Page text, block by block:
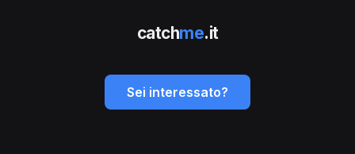
catchme.it
Sei interessato?